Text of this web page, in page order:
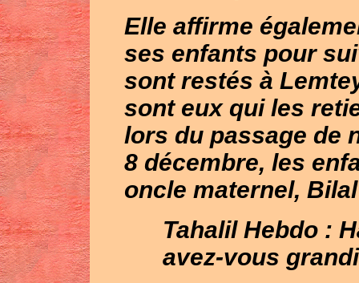
Elle affirme
ses enfants pour
sont restés à
sont eux qui les
lors du passage de
8 décembre, les
oncle maternel,
Tahalil Hebdo :
avez-vous